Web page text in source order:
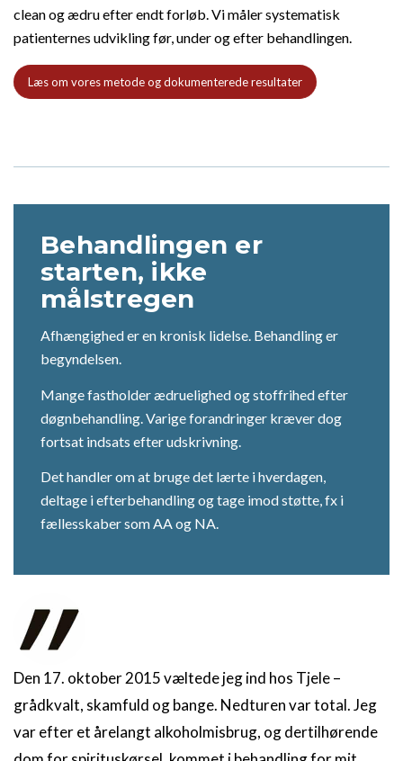
clean og ædru efter endt forløb. Vi måler systematisk
patienternes udvikling før, under og efter behandlingen.
Læs om vores metode og dokumenterede resultater
Behandlingen er
starten, ikke
målstregen
Afhængighed er en kronisk lidelse. Behandling er
begyndelsen.
Mange fastholder ædruelighed og stoffrihed efter
døgnbehandling. Varige forandringer kræver dog
fortsat indsats efter udskrivning.
Det handler om at bruge det lærte i hverdagen,
deltage i efterbehandling og tage imod støtte, fx i
fællesskaber som AA og NA.
Den 17. oktober 2015 væltede jeg ind hos Tjele –
grådkvalt, skamfuld og bange. Nedturen var total. Jeg
var efter et årelangt alkoholmisbrug, og dertilhørende